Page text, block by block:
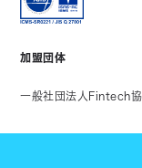
加盟団体
一般社団法人Fintech